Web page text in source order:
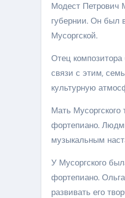
Модест Петрович
губернии. Он был
Мусоргской.
Отец
связи с этим,
культурную
Мать
фортепиано.
музыкальным
У Мусоргского
фортепиано.
развивать его